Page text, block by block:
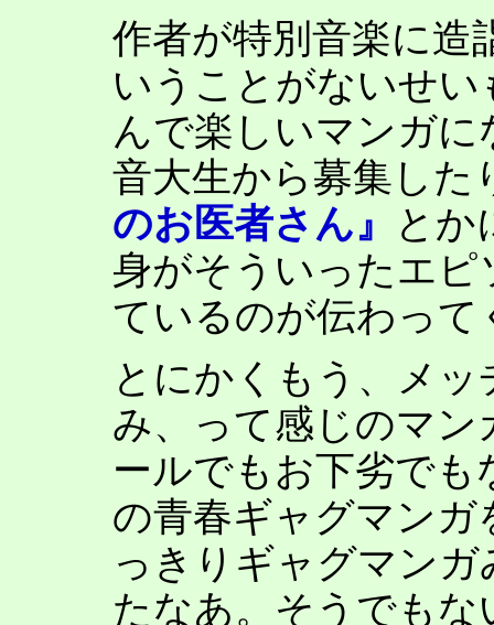
作者が特別音楽に造
いうことがないせ
んで楽しいマンガ
音大生から募集した
のお医者さん』
とか
身がそういったエ
ているのが伝わって
とにかくもう、メ
み、って感じのマン
ールでもお下劣で
の青春ギャグマン
っきりギャグマン
たなあ。そうでも